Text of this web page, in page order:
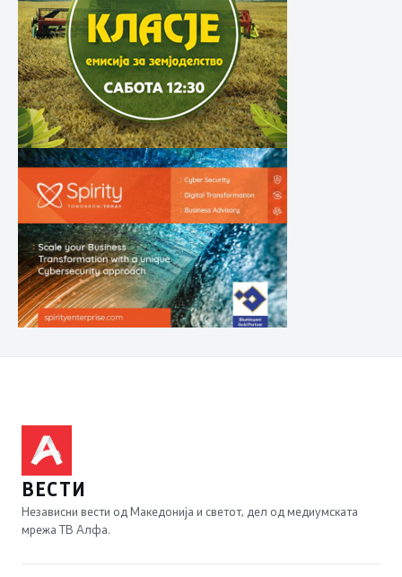
ВЕСТИ
Независни вести од Македонија и светот, дел од медиумската
мрежа ТВ Алфа.